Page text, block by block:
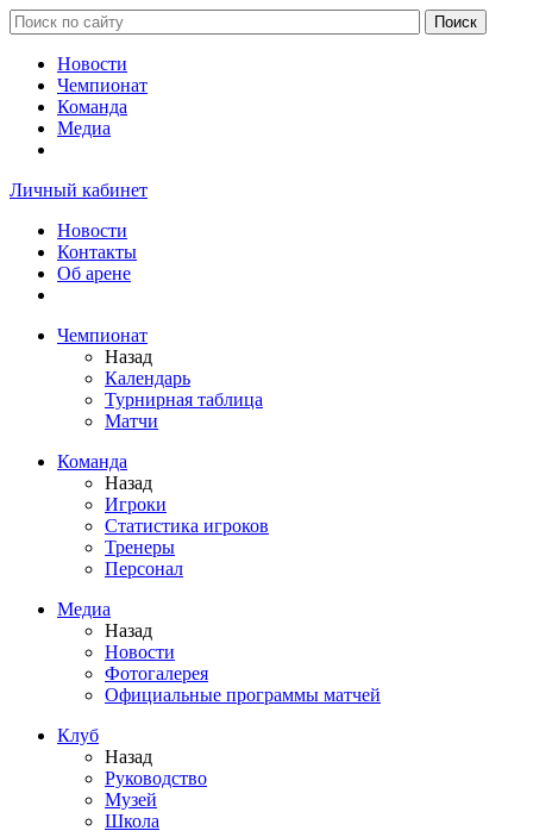
Новости
Чемпионат
Команда
Медиа
Личный кабинет
Новости
Контакты
Об арене
Чемпионат
Назад
Календарь
Турнирная таблица
Матчи
Команда
Назад
Игроки
Статистика игроков
Тренеры
Персонал
Медиа
Назад
Новости
Фотогалерея
Официальные программы матчей
Клуб
Назад
Руководство
Музей
Школа